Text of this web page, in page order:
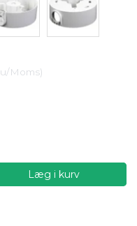
u/Moms)
Læg i kurv